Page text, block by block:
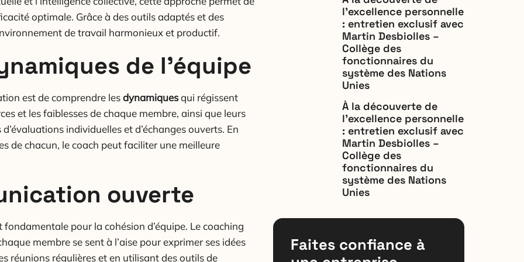
optimale. Grâce à des outils adaptés et des
de travail harmonieux et productif.
de l’équipe
est de comprendre lesdynamiquesqui régissent
et les faiblesses de chaque membre, ainsi que leurs
individuelles et d’échanges ouverts. En
de chacun, le coach peut faciliter une meilleure
ouverte
fondamentale pour la cohésion d’équipe. Le coaching
membre se sent à l’aise pour exprimer ses idées
réunions régulières et en utilisant des outils de
l’excellence personnelle
: entretien exclusif avec
Martin Desbiolles –
Collège des
fonctionnaires du
système des Nations
Unies
À la découverte de
l’excellence personnelle
: entretien exclusif avec
Martin Desbiolles –
Collège des
fonctionnaires du
système des Nations
Unies
Faites confiance à